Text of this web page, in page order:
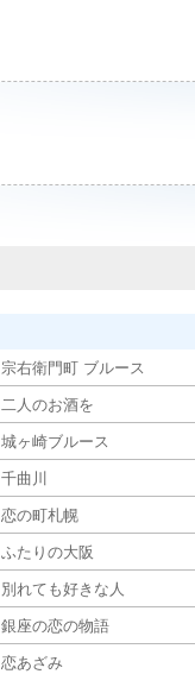
宗右衛門町 ブルース
二人のお酒を
城ヶ崎ブルース
千曲川
恋の町札幌
ふたりの大阪
別れても好きな人
銀座の恋の物語
恋あざみ